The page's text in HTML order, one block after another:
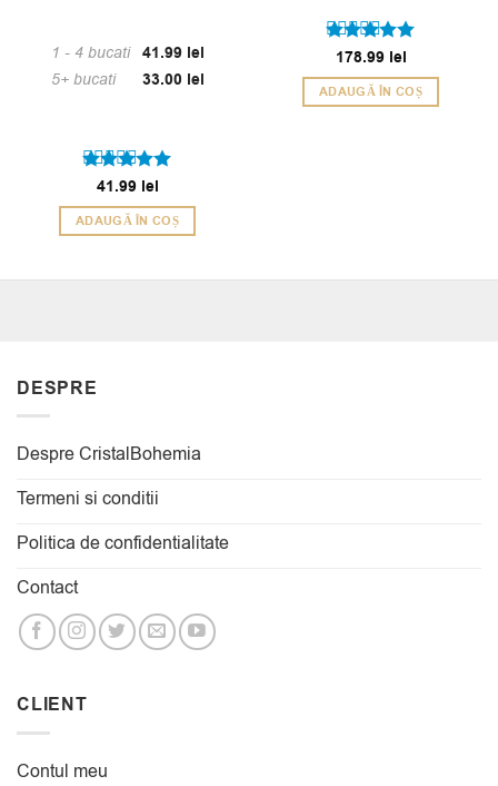
1 - 4 bucati 41.99 lei
5+ bucati 33.00 lei
Evaluat la
5din 5
41.99 lei
ADAUGĂ ÎN COȘ
Evaluat la
5din 5
178.99 lei
ADAUGĂ ÎN COȘ
DESPRE
Despre CristalBohemia
Termeni si conditii
Politica de confidentialitate
Contact
CLIENT
Contul meu